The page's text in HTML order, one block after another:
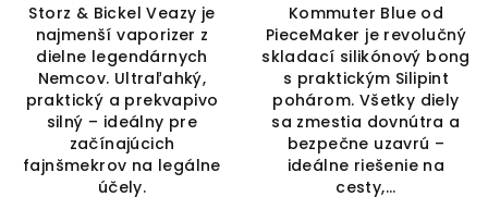
Storz & Bickel Veazy je
najmenší vaporizer z
dielne legendárnych
Nemcov. Ultraľahký,
praktický a prekvapivo
silný – ideálny pre
začínajúcich
fajnšmekrov na legálne
účely.
Kommuter Blue od
PieceMaker je revolučný
skladací silikónový bong
s praktickým Silipint
pohárom. Všetky diely
sa zmestia dovnútra a
bezpečne uzavrú –
ideálne riešenie na
cesty,...